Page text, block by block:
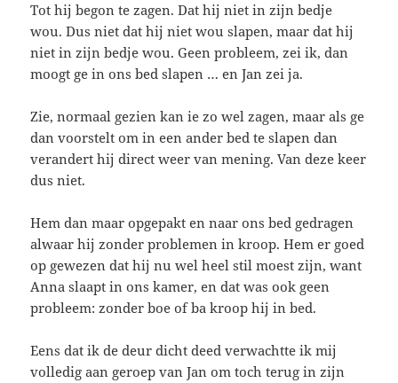
Tot hij begon te zagen. Dat hij niet in zijn bedje
wou. Dus niet dat hij niet wou slapen, maar dat hij
niet in zijn bedje wou. Geen probleem, zei ik, dan
moogt ge in ons bed slapen … en Jan zei ja.
Zie, normaal gezien kan ie zo wel zagen, maar als ge
dan voorstelt om in een ander bed te slapen dan
verandert hij direct weer van mening. Van deze keer
dus niet.
Hem dan maar opgepakt en naar ons bed gedragen
alwaar hij zonder problemen in kroop. Hem er goed
op gewezen dat hij nu wel heel stil moest zijn, want
Anna slaapt in ons kamer, en dat was ook geen
probleem: zonder boe of ba kroop hij in bed.
Eens dat ik de deur dicht deed verwachtte ik mij
volledig aan geroep van Jan om toch terug in zijn